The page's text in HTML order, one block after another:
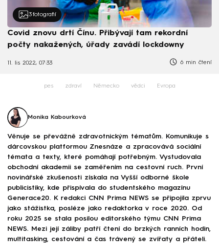
3 fotografií
Covid znovu drtí Čínu. Přibývají tam rekordní
počty nakažených, úřady zavádí lockdowny
11. lis 2022, 07:33 6 min čtení
pes zdraví Německo vědci Evropa
Monika Kabourková
Věnuje se převážně zdravotnickým tématům. Komunikuje s
dárcovskou platformou Znesnáze a zpracovává sociální
témata a texty, které pomáhají potřebným. Vystudovala
obchodní akademii se zaměřením na cestovní ruch. První
novinářské zkušenosti získala na Vyšší odborné škole
publicistiky, kde přispívala do studentského magazínu
Generace20. K redakci CNN Prima NEWS se připojila zprvu
jako stážistka, posléze jako redaktorka v roce 2020. Od
roku 2025 se stala posilou editorského týmu CNN Prima
NEWS. Mezi její záliby patří čtení do brzkých ranních hodin,
multitasking, cestování a čas trávený se zvířaty a přáteli.